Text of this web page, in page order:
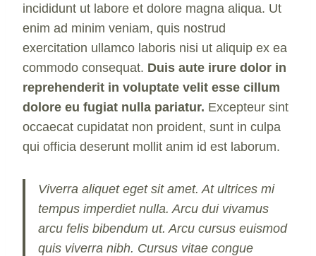
incididunt ut labore et dolore magna aliqua. Ut
enim ad minim veniam, quis nostrud
exercitation ullamco laboris nisi ut aliquip ex ea
commodo consequat. Duis aute irure dolor in
reprehenderit in voluptate velit esse cillum
dolore eu fugiat nulla pariatur. Excepteur sint
occaecat cupidatat non proident, sunt in culpa
qui officia deserunt mollit anim id est laborum.
Viverra aliquet eget sit amet. At ultrices mi
tempus imperdiet nulla. Arcu dui vivamus
arcu felis bibendum ut. Arcu cursus euismod
quis viverra nibh. Cursus vitae congue